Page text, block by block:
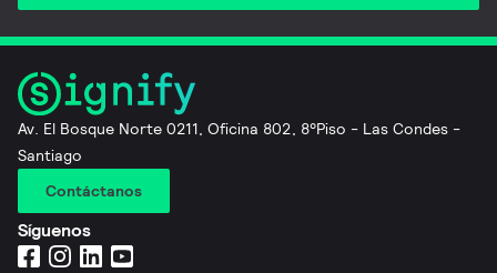
Av. El Bosque Norte 0211, Oficina 802, 8°Piso - Las Condes -
Santiago
Contáctanos
Síguenos